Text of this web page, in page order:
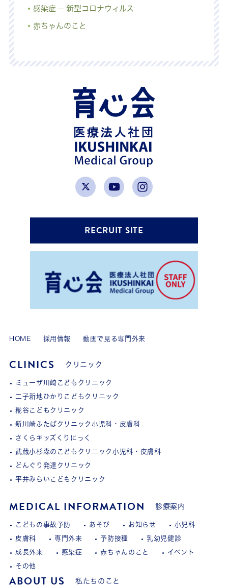
感染症 新型コロナウィルス
赤ちゃんのこと
RECRUIT SITE
HOME 採用情報 動画で見る専門外来
CLINICS クリニック
ミューザ川崎こどもクリニック
二子新地ひかりこどもクリニック
糀谷こどもクリニック
新川崎ふたばクリニック小児科・皮膚科
さくらキッズくりにっく
武蔵小杉森のこどもクリニック小児科・皮膚科
どんぐり発達クリニック
平井みらいこどもクリニック
MEDICAL INFORMATION 診療案内
こどもの事故予防 あそび お知らせ 小児科
皮膚科 専門外来 予防接種 乳幼児健診
成長外来 感染症 赤ちゃんのこと イベント
その他
ABOUT US 私たちのこと